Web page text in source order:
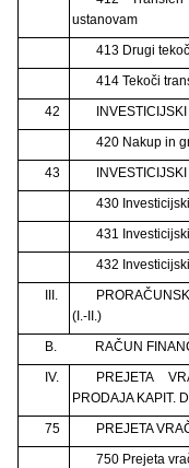
ustanovam
413 Drugi
414 Tekoči
42
420 Nakup in
43
430
431
432
III.
(I.-II.)
B.
RAČUN
IV.
PREJETA
PRODAJA KAPIT.
75
PREJETA
750 Prejeta